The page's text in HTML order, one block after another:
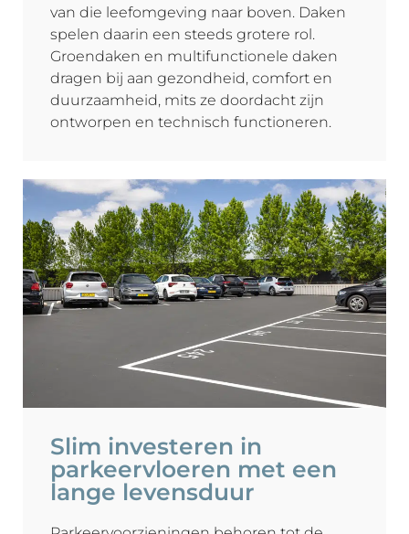
van die leefomgeving naar boven. Daken
spelen daarin een steeds grotere rol.
Groendaken en multifunctionele daken
dragen bij aan gezondheid, comfort en
duurzaamheid, mits ze doordacht zijn
ontworpen en technisch functioneren.
Slim investeren in
parkeervloeren met een
lange levensduur